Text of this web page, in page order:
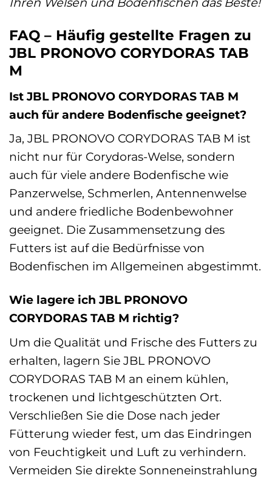
FAQ – Häufig gestellte Fragen zu
JBL PRONOVO CORYDORAS TAB
M
Ist JBL PRONOVO CORYDORAS TAB M
auch für andere Bodenfische geeignet?
Ja, JBL PRONOVO CORYDORAS TAB M ist
nicht nur für Corydoras-Welse, sondern
auch für viele andere Bodenfische wie
Panzerwelse, Schmerlen, Antennenwelse
und andere friedliche Bodenbewohner
geeignet. Die Zusammensetzung des
Futters ist auf die Bedürfnisse von
Bodenfischen im Allgemeinen abgestimmt.
Wie lagere ich JBL PRONOVO
CORYDORAS TAB M richtig?
Um die Qualität und Frische des Futters zu
erhalten, lagern Sie JBL PRONOVO
CORYDORAS TAB M an einem kühlen,
trockenen und lichtgeschützten Ort.
Verschließen Sie die Dose nach jeder
Fütterung wieder fest, um das Eindringen
von Feuchtigkeit und Luft zu verhindern.
Vermeiden Sie direkte Sonneneinstrahlung